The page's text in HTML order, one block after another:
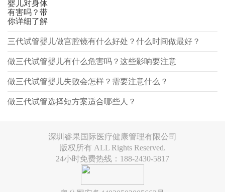
婴儿对身体
有害吗？带
你详细了解
三代试管婴儿做宫腔镜有什么好处？什么时间做最好？
做三代试管婴儿有什么危害吗？这些影响要注意
做三代试管婴儿失败会怎样？需要注意什么？
做三代试管选择短方案适合哪些人？
深圳睿果国际医疗健康管理有限公司
版权所有 ALL Rights Reserved.
24小时免费热线：188-2430-5817